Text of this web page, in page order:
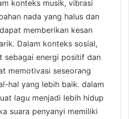
konteks musik, vibrasi
nada yang halus dan
memberikan kesan
Dalam konteks sosial,
sebagai energi positif dan
memotivasi seseorang
hal yang lebih baik. dalam
lagu menjadi lebih hidup
suara penyanyi memiliki